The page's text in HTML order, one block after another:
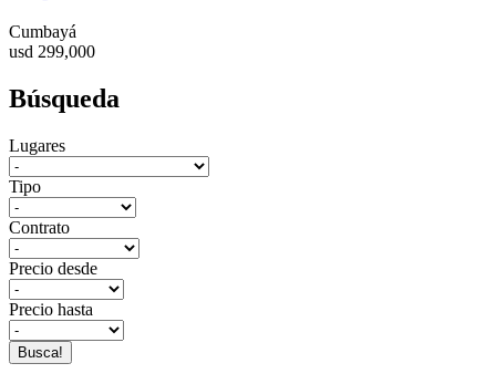
Cumbayá
usd 299,000
Búsqueda
Lugares
Tipo
Contrato
Precio desde
Precio hasta
Busca!